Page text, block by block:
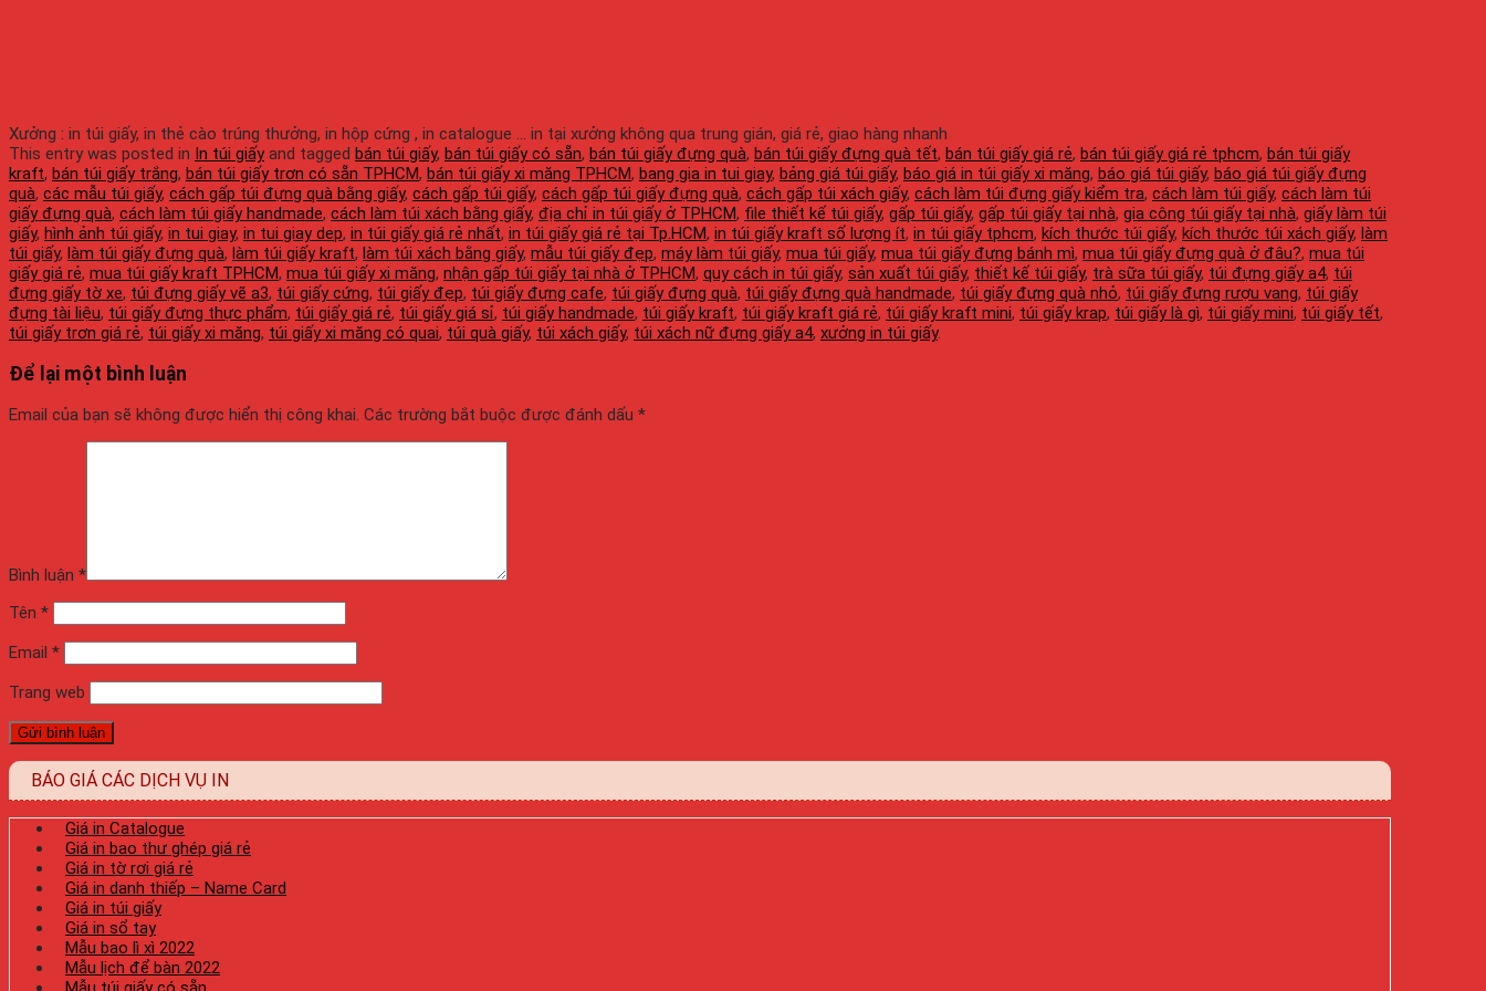
Xưởng : in túi giấy, in thẻ cào trúng thưởng, in hộp cứng , in catalogue ... in tại xưởng không qua trung gián, giá rẻ, giao hàng nhanh
This entry was posted in In túi giấyand tagged bán túi giấy, bán túi giấy có sẵn, bán túi giấy đựng quà, bán túi giấy đựng quà tết, bán túi giấy giá rẻ, bán túi giấy giá rẻ tphcm, bán túi giấy
kraft, bán túi giấy trắng, bán túi giấy trơn có sẵn TPHCM, bán túi giấy xi măng TPHCM, bang gia in tui giay, bảng giá túi giấy, báo giá in túi giấy xi măng, báo giá túi giấy, báo giá túi giấy đựng
quà, các mẫu túi giấy, cách gấp túi đựng quà bằng giấy, cách gấp túi giấy, cách gấp túi giấy đựng quà, cách gấp túi xách giấy, cách làm túi đựng giấy kiểm tra, cách làm túi giấy, cách làm túi
giấy đựng quà, cách làm túi giấy handmade, cách làm túi xách bằng giấy, địa chỉ in túi giấy ở TPHCM, file thiết kế túi giấy, gấp túi giấy, gấp túi giấy tại nhà, gia công túi giấy tại nhà, giấy làm túi
giấy, hình ảnh túi giấy, in tui giay, in tui giay dep, in túi giấy giá rẻ nhất, in túi giấy giá rẻ tại Tp.HCM, in túi giấy kraft số lượng ít, in túi giấy tphcm, kích thước túi giấy, kích thước túi xách giấy, làm
túi giấy, làm túi giấy đựng quà, làm túi giấy kraft, làm túi xách bằng giấy, mẫu túi giấy đẹp, máy làm túi giấy, mua túi giấy, mua túi giấy đựng bánh mì, mua túi giấy đựng quà ở đâu?, mua túi
giấy giá rẻ, mua túi giấy kraft TPHCM, mua túi giấy xi măng, nhận gấp túi giấy tại nhà ở TPHCM, quy cách in túi giấy, sản xuất túi giấy, thiết kế túi giấy, trà sữa túi giấy, túi đựng giấy a4, túi
đựng giấy tờ xe, túi đựng giấy vẽ a3, túi giấy cứng, túi giấy đẹp, túi giấy đựng cafe, túi giấy đựng quà, túi giấy đựng quà handmade, túi giấy đựng quà nhỏ, túi giấy đựng rượu vang, túi giấy
đựng tài liệu, túi giấy đựng thực phẩm, túi giấy giá rẻ, túi giấy giá sỉ, túi giấy handmade, túi giấy kraft, túi giấy kraft giá rẻ, túi giấy kraft mini, túi giấy krap, túi giấy là gì, túi giấy mini, túi giấy tết,
túi giấy trơn giá rẻ, túi giấy xi măng, túi giấy xi măng có quai, túi quà giấy, túi xách giấy, túi xách nữ đựng giấy a4, xưởng in túi giấy.
Để lại một bình luận
Email của bạn sẽ không được hiển thị công khai. Các trường bắt buộc được đánh dấu *
Bình luận *
Tên *
Email *
Trang web
BÁO GIÁ CÁC DỊCH VỤ IN
Giá in Catalogue
Giá in bao thư ghép giá rẻ
Giá in tờ rơi giá rẻ
Giá in danh thiếp – Name Card
Giá in túi giấy
Giá in sổ tay
Mẫu bao lì xì 2022
Mẫu lịch để bàn 2022